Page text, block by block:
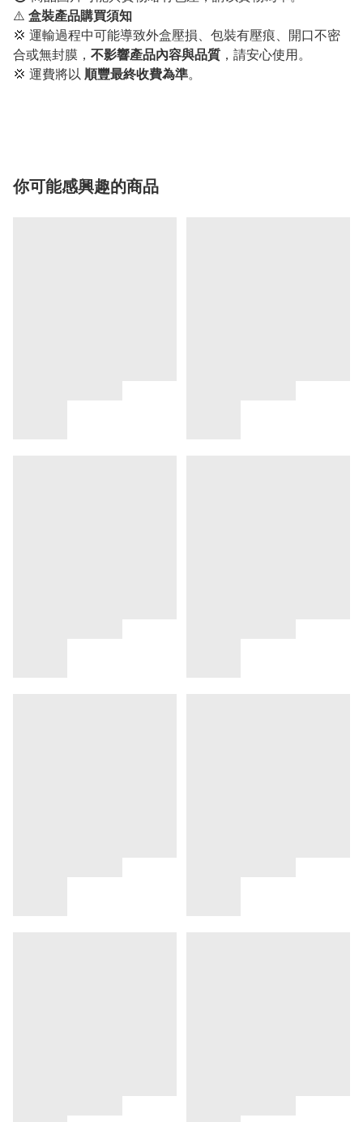
⚠️ 盒裝產品購買須知
💢 運輸過程中可能導致外盒壓損、包裝有壓痕、開口不密
合或無封膜， 不影響產品內容與品質 ，請安心使用。
💢 運費將以 順豐最終收費為準。
你可能感興趣的商品